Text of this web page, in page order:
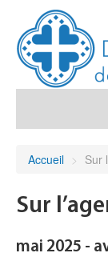
Accueil > Sur
Sur
mai 2025 -